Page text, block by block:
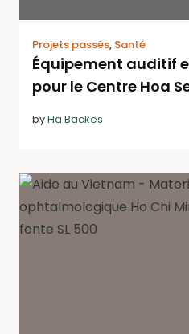
Projets passés, Santé
Équipement auditif
pour le Centre Hoa
byHa Backes